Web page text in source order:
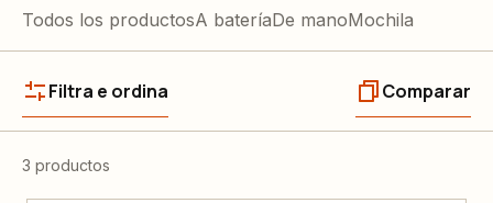
Todos los productosA bateríaDe manoMochila
Filtra e ordina Comparar
3 productos